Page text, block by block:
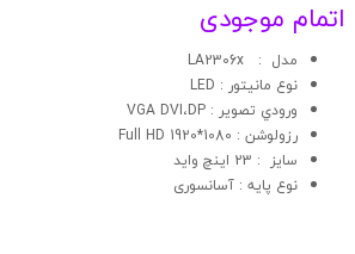
اتمام موجودی
مدل : LA2306x
نوع مانيتور : LED
ورودي تصوير : VGA DVI،DP
رزولوشن : 1080*1920 Full HD
سايز : 23 اینچ واید
نوع پايه : آسانسوری